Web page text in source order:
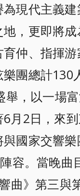
現代主義
，更即將
仲、指揮
團總計130
舉，以一場
月2日，來
國家交響
容。當晚曲
曲》第三與